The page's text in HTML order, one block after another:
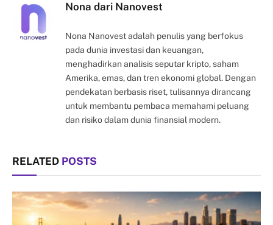
Nona dari Nanovest
Nona Nanovest adalah penulis yang berfokus
pada dunia investasi dan keuangan,
menghadirkan analisis seputar kripto, saham
Amerika, emas, dan tren ekonomi global. Dengan
pendekatan berbasis riset, tulisannya dirancang
untuk membantu pembaca memahami peluang
dan risiko dalam dunia finansial modern.
RELATED POSTS